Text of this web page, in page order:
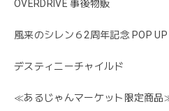
OVERDRIVE 事後物販
風来のシレン６2周年記念 POP
デスティニーチャイルド
≪あるじゃんマーケット限定商